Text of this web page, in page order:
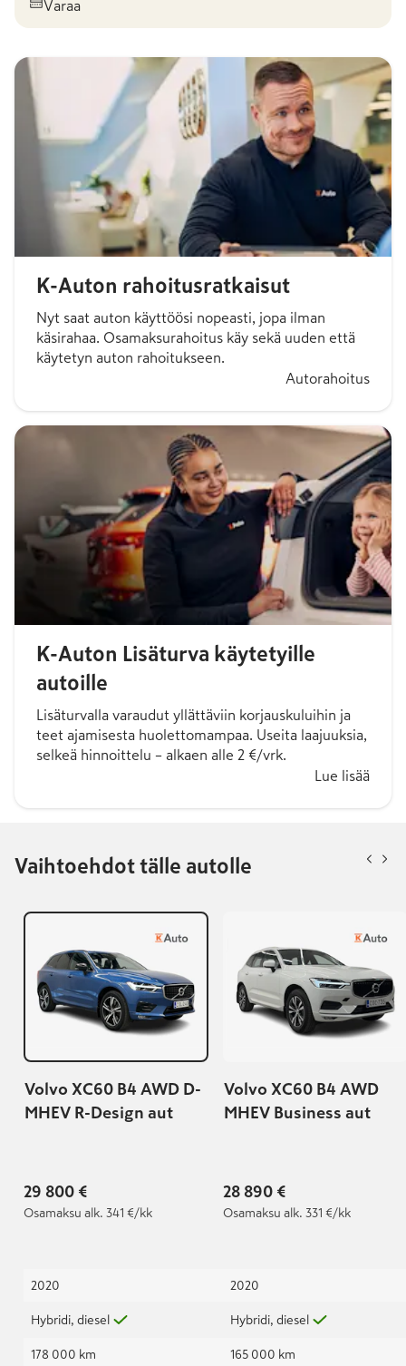
Varaa
K-Auton rahoitusratkaisut
Nyt saat auton käyttöösi nopeasti, jopa ilman
käsirahaa. Osamaksurahoitus käy sekä uuden että
käytetyn auton rahoitukseen.
Autorahoitus
K-Auton Lisäturva käytetyille
autoille
Lisäturvalla varaudut yllättäviin korjauskuluihin ja
teet ajamisesta huolettomampaa. Useita laajuuksia,
selkeä hinnoittelu – alkaen alle 2 €/vrk.
Lue lisää
Vaihtoehdot tälle autolle
Volvo XC60 B4 AWD D-
MHEV R-Design aut
29 800 €
Osamaksu alk. 341 €/kk
2020
Hybridi, diesel
178 000 km
Volvo XC60 B4 AWD
MHEV Business aut
28 890 €
Osamaksu alk. 331 €/kk
2020
Hybridi, diesel
165 000 km